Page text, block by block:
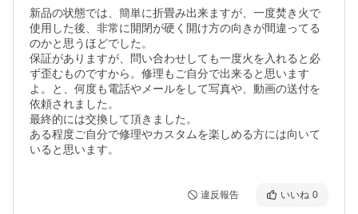
新品の状態では、簡単に折畳み出来ますが、一度焚き火で
使用した後、非常に開閉が硬く開け方の向きが間違ってる
のかと思うほどでした。
保証がありますが、問い合わせしても一度火を入れると必
ず歪むものですから。修理もご自分で出来ると思います
よ。と、何度も電話やメールをして写真や、動画の送付を
依頼されました。
最終的には交換して頂きました。
ある程度ご自分で修理やカスタムを楽しめる方には向いて
いると思います。
違反報告 いいね 0